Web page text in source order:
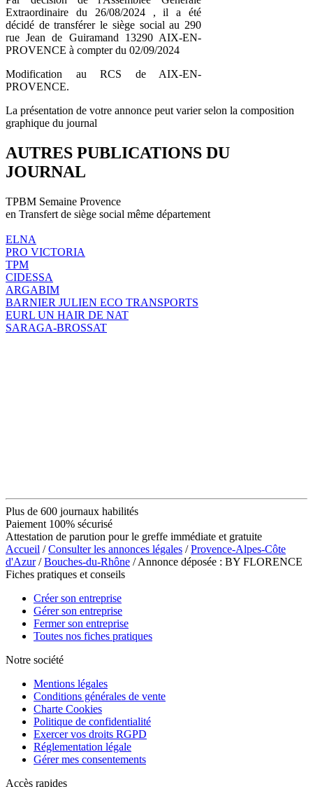
Extraordinaire du 26/08/2024 , il a été
décidé de transférer le siège social au 290
rue Jean de Guiramand 13290 AIX-EN-
PROVENCE à compter du 02/09/2024
Modification au RCS de AIX-EN-
PROVENCE.
La présentation de votre annonce peut varier selon la composition
graphique du journal
AUTRES PUBLICATIONS DU
JOURNAL
TPBM Semaine Provence
en Transfert de siège social même département
ELNA
PRO VICTORIA
TPM
CIDESSA
ARGABIM
BARNIER JULIEN ECO TRANSPORTS
EURL UN HAIR DE NAT
SARAGA-BROSSAT
Plus de 600 journaux habilités
Paiement 100% sécurisé
Attestation de parution pour le greffe immédiate et gratuite
Accueil /Consulter les annonces légales /Provence-Alpes-Côte
d'Azur/Bouches-du-Rhône / Annonce déposée : BY FLORENCE
Fiches pratiques et conseils
Créer son entreprise
Gérer son entreprise
Fermer son entreprise
Toutes nos fiches pratiques
Notre société
Mentions légales
Conditions générales de vente
Charte Cookies
Politique de confidentialité
Exercer vos droits RGPD
Réglementation légale
Gérer mes consentements
Accès rapides